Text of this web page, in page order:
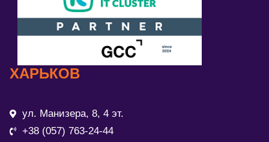
ХАРЬКОВ
ул. Манизера, 8, 4 эт.
+38 (057) 763-24-44